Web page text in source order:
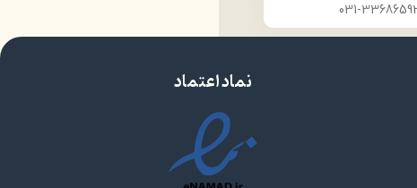
نماد اعتماد